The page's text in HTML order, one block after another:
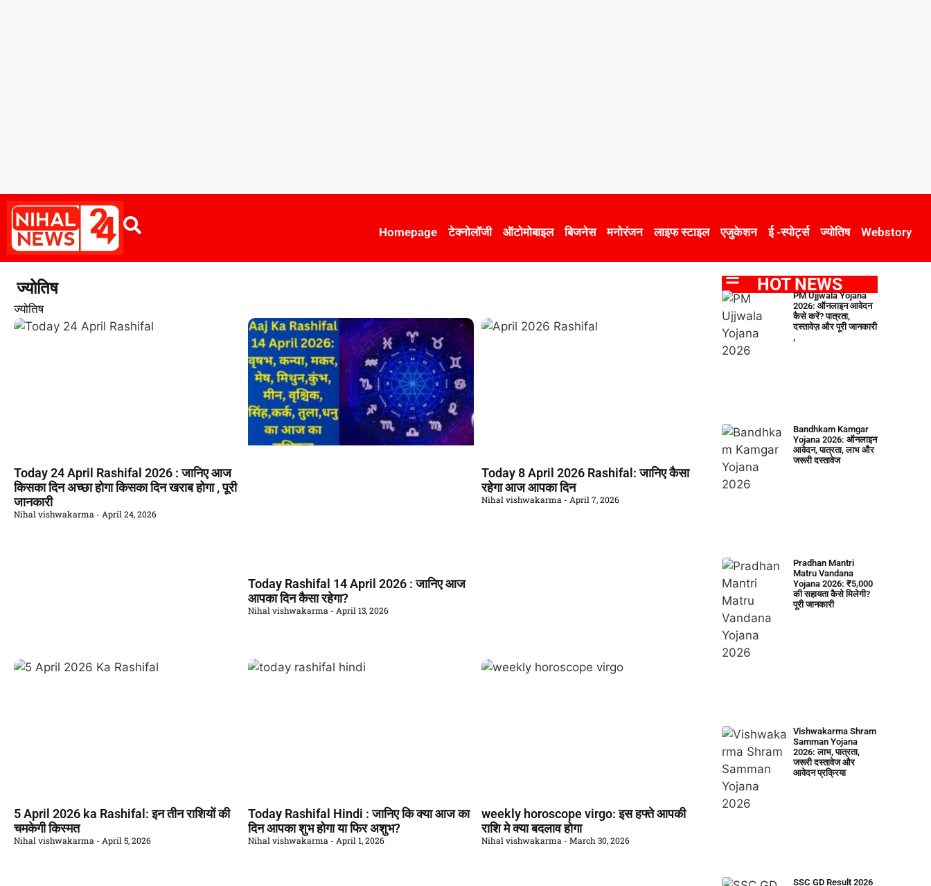
Homepage टेक्नोलॉजी ऑटोमोबाइल बिजनेस मनोरंजन लाइफ स्टाइल एजुकेशन ई -स्पोर्ट्स ज्योतिष Webstory
ज्योतिष
ज्योतिष
Today 24 April Rashifal 2026 : जानिए आज
किसका दिन अच्छा होगा किसका दिन खराब होगा , पूरी
जानकारी
Nihal vishwakarma April 24, 2026
Today Rashifal 14 April 2026 : जानिए आज
आपका दिन कैसा रहेगा?
Nihal vishwakarma April 13, 2026
Today 8 April 2026 Rashifal: जानिए कैसा
रहेगा आज आपका दिन
Nihal vishwakarma April 7, 2026
5 April 2026 ka Rashifal: इन तीन राशियों की
चमकेगी किस्मत
Nihal vishwakarma April 5, 2026
Today Rashifal Hindi : जानिए कि क्या आज का
दिन आपका शुभ होगा या फिर अशुभ?
Nihal vishwakarma April 1, 2026
weekly horoscope virgo: इस हफ्ते आपकी
राशि मे क्या बदलाव होगा
Nihal vishwakarma March 30, 2026
HOT NEWS
PM Ujjwala Yojana
2026: ऑनलाइन आवेदन
कैसे करें? पात्रता,
दस्तावेज़ और पूरी जानकारी
,
Bandhkam Kamgar
Yojana 2026: ऑनलाइन
आवेदन, पात्रता, लाभ और
जरूरी दस्तावेज
Pradhan Mantri
Matru Vandana
Yojana 2026: ₹5,000
की सहायता कैसे मिलेगी?
पूरी जानकारी
Vishwakarma Shram
Samman Yojana
2026: लाभ, पात्रता,
जरूरी दस्तावेज और
आवेदन प्रक्रिया
SSC GD Result 2026